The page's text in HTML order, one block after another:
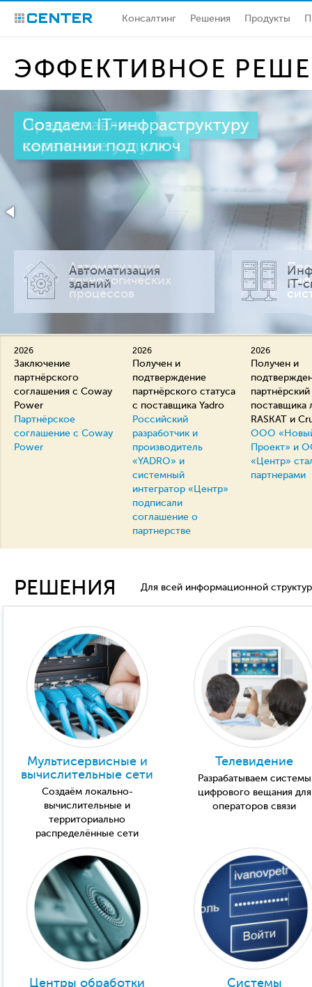
Консалтинг Решения Продукты
ЭФФЕКТИВНОЕ
Создаем IT-инфраструктуру
компании под ключ
Автоматизация
зданий
IT-
Предоставляем
сервисные услуги
Автоматизация
технологических
процессов
2026
Заключение
партнёрского
соглашения с Coway
Power
Партнёрское
соглашение с Coway
Power
2026
Получен и
подтверждение
партнёрского статуса
с поставщика Yadro
Российский
разработчик и
производитель
«YADRO» и
системный
интегратор «Центр»
подписали
соглашение о
партнерстве
2026
Получен и
партнёрский
поставщика
RASKAT и
ООО
Проект» и
«Центр»
партнерами
РЕШЕНИЯ Для всей информационной
Мультисервисные и
вычислительные сети
Создаём локально-
вычислительные и
территориально
распределённые сети
Телевидение
Разрабатываем системы
цифрового вещания для
операторов связи
Центры обработки
Системы